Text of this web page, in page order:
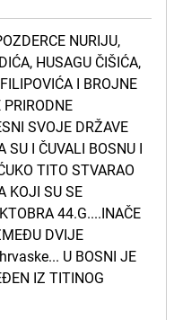
NURIJU,
HUSAGU ČIŠIĆA,
I BROJNE
SVOJE DRŽAVE
SU I ČUVALI BOSNU I
TITO STVARAO
KOJI SU SE
44.G....INAČE
DVIJE
U BOSNI JE
IZ TITINOG